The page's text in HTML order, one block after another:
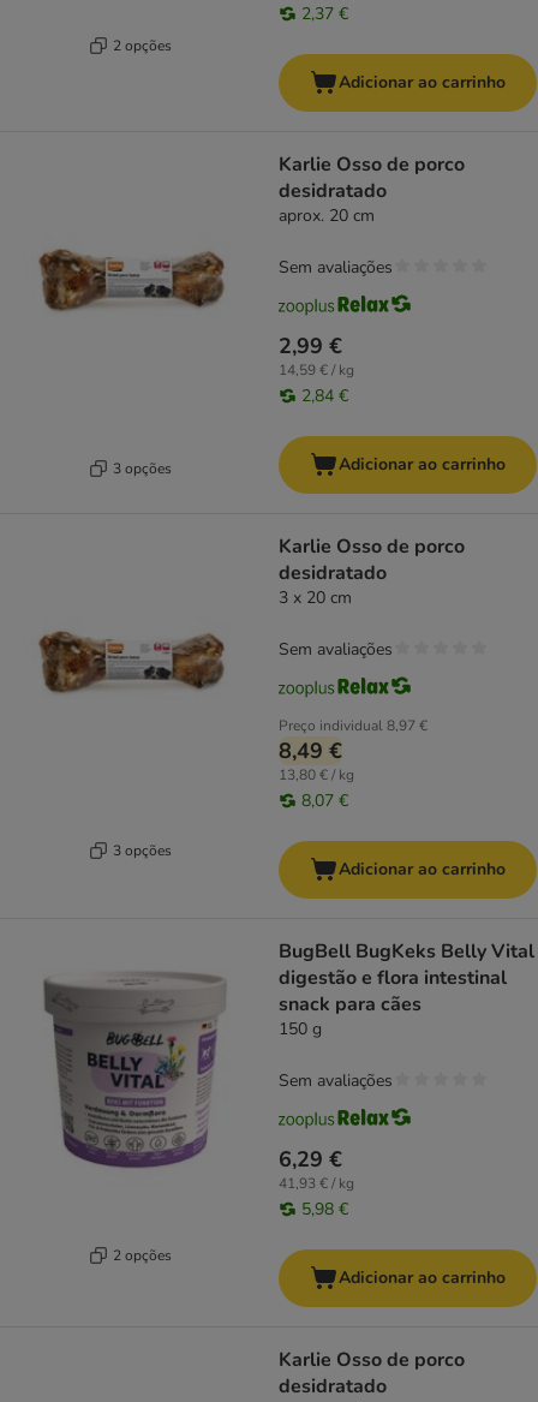
2 opções
2,37 €
Adicionar ao carrinho
3 opções
Karlie Osso de porco
desidratado
aprox. 20 cm
2,99 €
14,59 € / kg
2,84 €
Sem avaliações
Adicionar ao carrinho
3 opções
Karlie Osso de porco
desidratado
3 x 20 cm
Preço individual8,97 €
8,49 €
13,80 € / kg
8,07 €
Sem avaliações
Adicionar ao carrinho
2 opções
BugBell BugKeks Belly Vital
digestão e flora intestinal
snack para cães
150 g
6,29 €
41,93 € / kg
5,98 €
Sem avaliações
Adicionar ao carrinho
Karlie Osso de porco
desidratado